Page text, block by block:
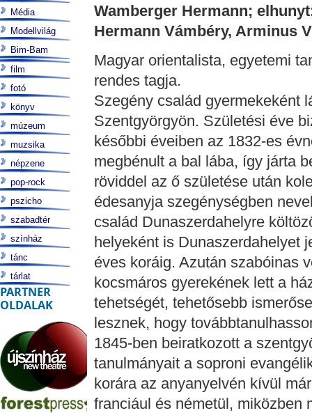
Wamberger Hermann;
Hermann Vámbéry, Arminus
Magyar orientalista, egyetemi
rendes tagja.
Szegény család gyermekeként
Szentgyörgyön. Születési éve
későbbi éveiben az 1832-es
megbénult a bal lába, így járta
röviddel az ő születése után
édesanyja szegénységben
család Dunaszerdahelyre
helyeként is Dunaszerdahelyet
éves koráig. Azután szabóinas
kocsmáros gyerekének lett a
tehetségét, tehetősebb
lesznek, hogy
1845-ben beiratkozott a
tanulmányait a soproni
korára az anyanyelvén kívül
franciául és németül, miközben
Média
Modellvilág
Bim-Bam
film
fotó
könyv
múzeum
muzsika
népzene
pop-rock
pszicho
szabadtér
színház
tánc
tárlat
PARTNER
OLDALAK